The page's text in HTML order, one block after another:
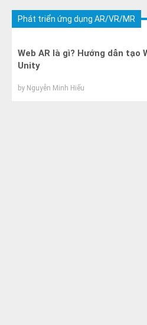
Phát triển ứng dụng AR/VR/MR
Web AR là gì? Hướng dẫn tạo
Unity
by Nguyễn Minh Hiếu